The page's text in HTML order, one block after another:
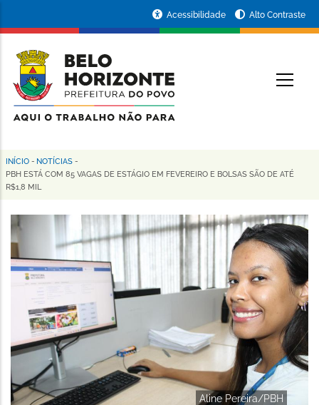
conteúdo
principal
da
Prefeitura
de
Horizonte
Acessibilidade Alto Contraste
Trilha
de
navegação
INÍCIO - NOTÍCIAS -
PBH ESTÁ COM 85 VAGAS DE ESTÁGIO EM FEVEREIRO E BOLSAS SÃO DE ATÉ
R$1,8 MIL
Aline Pereira/PBH